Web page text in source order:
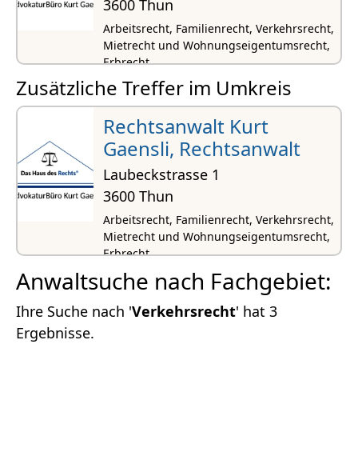
3600 Thun
Arbeitsrecht, Familienrecht, Verkehrsrecht,
Mietrecht und Wohnungseigentumsrecht,
Erbrecht
Zusätzliche Treffer im Umkreis
Rechtsanwalt Kurt
Gaensli, Rechtsanwalt
Laubeckstrasse 1
3600 Thun
Arbeitsrecht, Familienrecht, Verkehrsrecht,
Mietrecht und Wohnungseigentumsrecht,
Erbrecht
Anwaltsuche nach Fachgebiet:
Ihre Suche nach 'Verkehrsrecht' hat 3
Ergebnisse.